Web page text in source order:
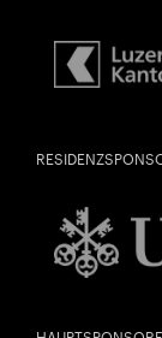
DIESE
U28